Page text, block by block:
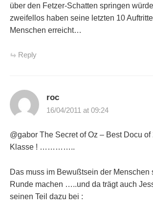
über den Fetzer-Schatten springen
zweifellos haben seine letzten 10
Menschen erreicht…
Reply
roc
16/04/2011 at 09:24
@gabor The Secret of Oz – Best Docu
Klasse ! …………..
Das muss im Bewußtsein der Menschen
Runde machen …..und da trägt auch
seinen Teil dazu bei :